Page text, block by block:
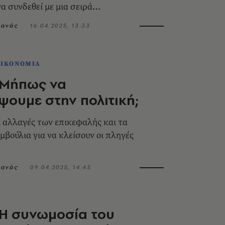
συνδεθεί με μια σειρά
16.04.2025, 13:33
να
στην πολιτική;
αλλαγές των επικεφαλής και τα
για να κλείσουν οι πληγές
09.04.2025, 14:45
συνωμοσία του